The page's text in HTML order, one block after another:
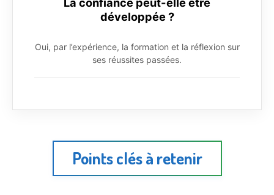
développée ?
Oui, par l’expérience, la formation et la réflexion sur
ses réussites passées.
Points clés à retenir